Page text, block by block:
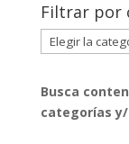
Filtrar por
Filtrar
por
Busca
categorías